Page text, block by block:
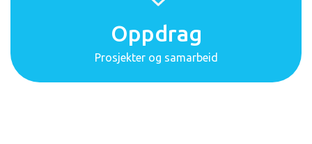
Oppdrag
Prosjekter og samarbeid